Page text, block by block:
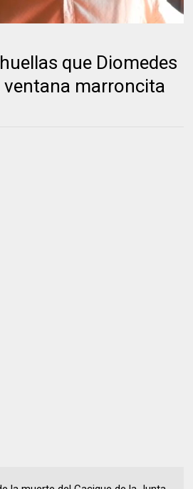
que Diomedes
ventana marroncita